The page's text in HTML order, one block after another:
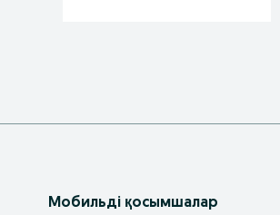
Мобильді қосымшалар